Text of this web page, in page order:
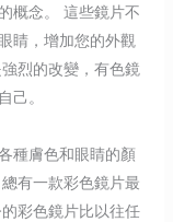
概念。 這些鏡片不
睛，增加您的外觀
烈的改變，有色鏡
己。
種膚色和眼睛的顏
有一款彩色鏡片最
彩色鏡片比以往任